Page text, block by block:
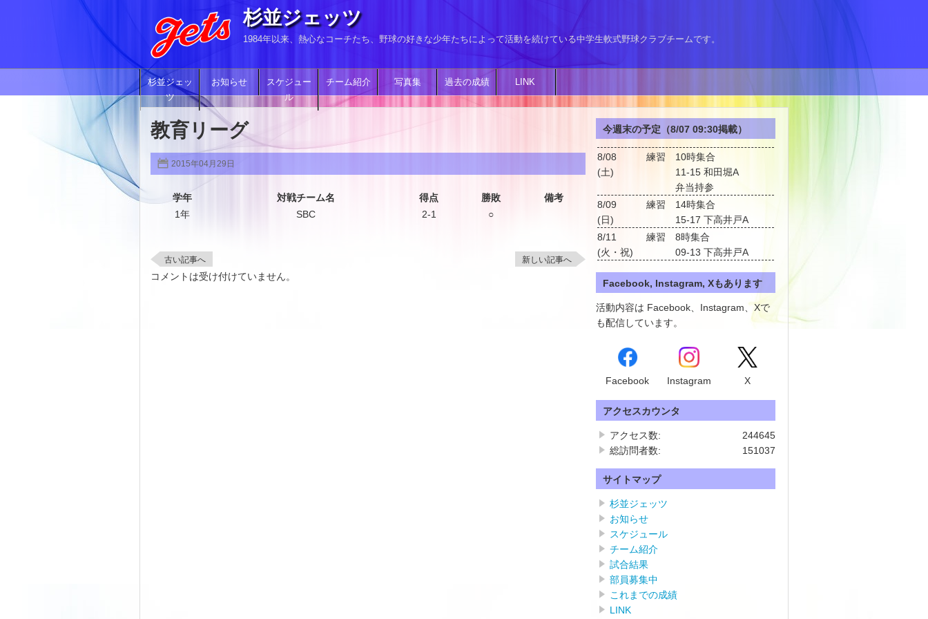
杉並ジェッツ
1984年以来、熱心なコーチたち、野球の好きな少年たちによって活動を続けている中学生軟式野球クラブチームです。
杉並ジェッ
ツ
お知らせ
スケジュー
ル
チーム紹介 写真集 過去の成績 LINK
教育リーグ
2015年04月29日
学年 対戦チーム名 得点 勝敗
備考
1年
SBC 2-1 ○
古い記事へ 新しい記事へ
コメントは受け付けていません。
今週末の予定（8/07 09:30掲載）
8/08
(土)
練習
10時集合
11-15 和田堀A
弁当持参
8/09
(日)
練習
14時集合
15-17 下高井戸A
8/11
(火・祝)
練習
8時集合
09-13 下高井戸A
Facebook, Instagram, Xもあります
活動内容は Facebook、Instagram、Xで
も配信しています。
Facebook Instagram X
アクセスカウンタ
244645
アクセス数:
151037
総訪問者数:
サイトマップ
杉並ジェッツ
お知らせ
スケジュール
チーム紹介
試合結果
部員募集中
これまでの成績
LINK